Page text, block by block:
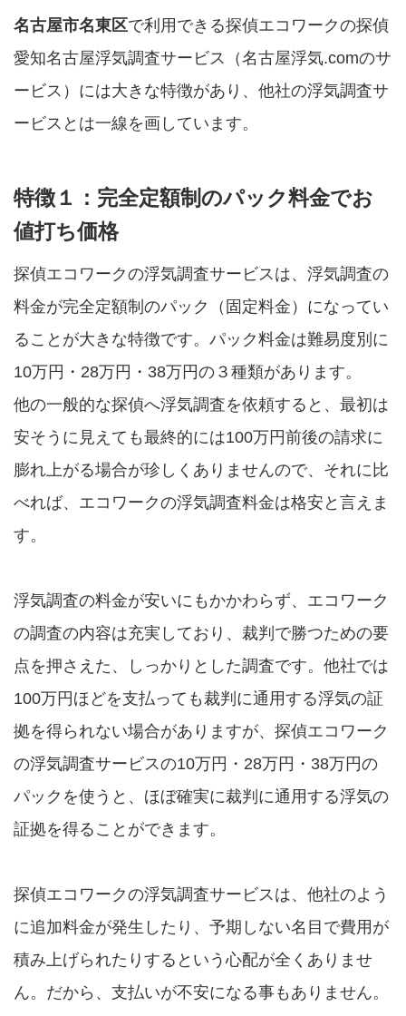
名古屋市名東区で利用できる探偵エコワークの探偵
愛知名古屋浮気調査サービス（名古屋浮気.comのサ
ービス）には大きな特徴があり、他社の浮気調査サ
ービスとは一線を画しています。
特徴１：完全定額制のパック料金でお
値打ち価格
探偵エコワークの浮気調査サービスは、浮気調査の
料金が完全定額制のパック（固定料金）になってい
ることが大きな特徴です。パック料金は難易度別に
10万円・28万円・38万円の３種類があります。
他の一般的な探偵へ浮気調査を依頼すると、最初は
安そうに見えても最終的には100万円前後の請求に
膨れ上がる場合が珍しくありませんので、それに比
べれば、エコワークの浮気調査料金は格安と言えま
す。
浮気調査の料金が安いにもかかわらず、エコワーク
の調査の内容は充実しており、裁判で勝つための要
点を押さえた、しっかりとした調査です。他社では
100万円ほどを支払っても裁判に通用する浮気の証
拠を得られない場合がありますが、探偵エコワーク
の浮気調査サービスの10万円・28万円・38万円の
パックを使うと、ほぼ確実に裁判に通用する浮気の
証拠を得ることができます。
探偵エコワークの浮気調査サービスは、他社のよう
に追加料金が発生したり、予期しない名目で費用が
積み上げられたりするという心配が全くありませ
ん。だから、支払いが不安になる事もありません。